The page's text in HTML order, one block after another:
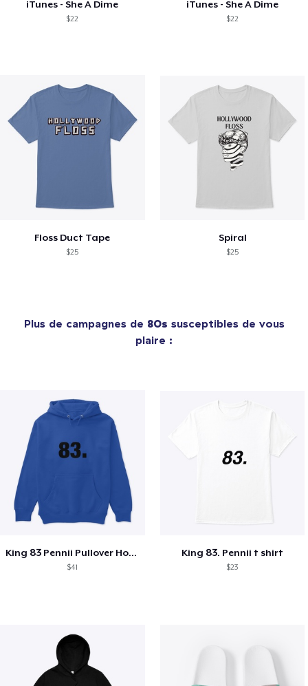
iTunes - She A Dime
$22
iTunes - She A Dime
$22
Floss Duct Tape
$25
Spiral
$25
Plus de campagnes de 80s susceptibles de vous
plaire :
King 83 Pennii Pullover Hoodie
$41
King 83. Pennii t shirt
$23